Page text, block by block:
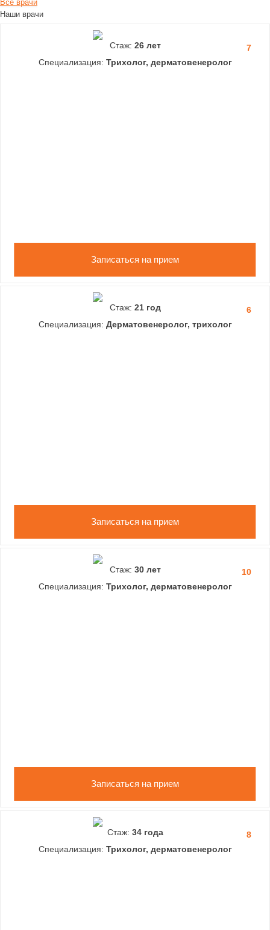
Все врачи
Наши врачи
7
Стаж: 26 лет
Специализация: Трихолог, дерматовенеролог
Записаться на прием
6
Стаж: 21 год
Специализация: Дерматовенеролог, трихолог
Записаться на прием
10
Стаж: 30 лет
Специализация: Трихолог, дерматовенеролог
Записаться на прием
8
Стаж: 34 года
Специализация: Трихолог, дерматовенеролог